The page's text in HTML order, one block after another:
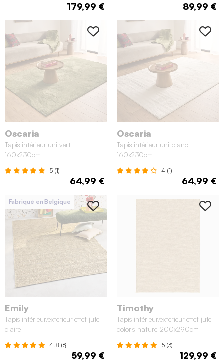
179,99 € 89,99 €
Oscaria
Tapis intérieur uni vert
160x230cm
5 (1)
64,99 €
Oscaria
Tapis intérieur uni blanc
160x230cm
4 (1)
64,99 €
Fabriqué en Belgique
Emily
Tapis intérieur/extérieur effet jute
claire
4.8 (6)
59,99 €
Timothy
Tapis intérieur/extérieur effet jute
coloris naturel 200x290cm
5 (3)
129,99 €